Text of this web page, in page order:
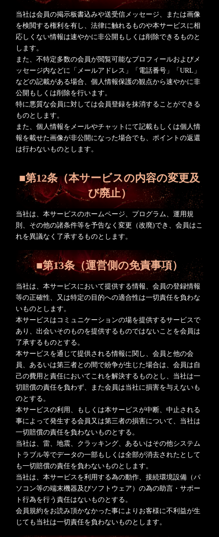
当社は会員の掲示板書込みや送受信メッセージ、または画像
を検閲する権利を有し、法律に触れるものや本サービスに相
応しくない情報は速やかに非公開もしくは削除できるものと
します。
また、不特定多数の会員が閲覧可能なプロフィールおよびメ
ッセージ内などに「メールアドレス」「電話番号」「URL」
などの記載がある場合、個人情報保護の観点から速やかに非
公開もしくは削除を行います。
特に悪質な会員に対しては会員登録を抹消することができる
ものとします。
また、個人情報をメールやチャットにて記載もしくは個人情
報を載せた画像が非公開になった場合でも、ポイントの返還
は行わないものとします。
■第12条（本サービスの内容の変更及
び廃止）
当社は、本サービスのホームページ、プログラム、運用規
則、その他の諸条件等を予告なく変更（改廃)でき、会員はこ
れを異議なく了承するものとします。
■第13条（運営側の免責事項）
当社は、本サービスにおいて提供する情報、会員の登録情報
等の正確性、又は特定の目的への適合性は一切責任を負わな
いものとします。
本サービスはコミュニケーションの場を提供するサービスで
あり、出会いそのものを提供するものではないことを会員は
了承するものとする。
本サービスを通じて提供される情報に関し、会員と他の会
員、あるいは第三者との間で紛争が生じた場合は、会員は自
己の費用と責任においてこれを解決するものとし、当社は一
切賠償の責任を負わず、また会員は当社に損害を与えないも
のとする。
本サービスの利用、もしくは本サービスが中断、中止される
事によって発生する会員又は第三者の損害について、当社は
一切賠償の責任を負わないものとする。
当社は、雷、地震、クラッキング、あるいはその他システム
トラブル等でデータの一部もしくは全部が消去されたとして
も一切賠償の責任を負わないものとします。
当社は、本サービスを利用する為の動作、接続環境設備（パ
ソコン等の端末機器及びソフトウェア）の為の助言・サポー
ト行為を行う責任はないものとする。
会員規約をお読み頂かなかった事によりお客様に不利益が生
じても当社は一切責任を負わないものとします。